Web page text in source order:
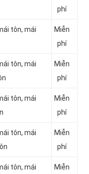
phí
tôn, mái
Miễn
phí
tôn, mái
Miễn
phí
tôn, mái
Miễn
phí
tôn, mái
Miễn
phí
tôn, mái
Miễn